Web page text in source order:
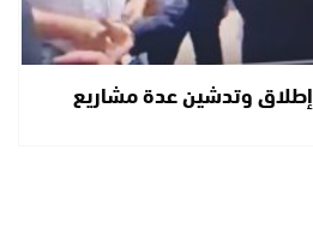
إطلاق وتدشين عدة مشاريع